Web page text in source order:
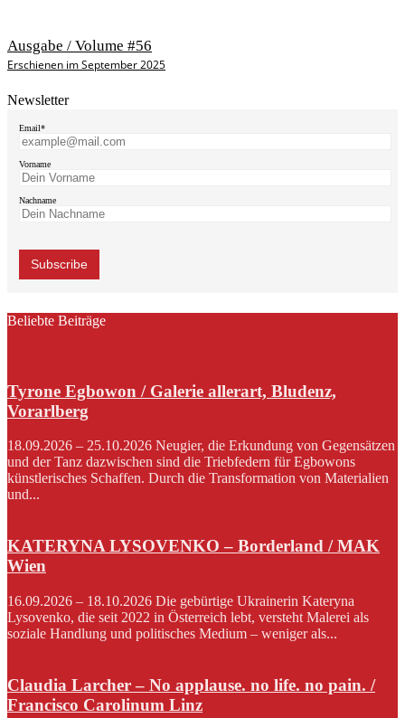
Ausgabe / Volume #56
Erschienen im September 2025
Newsletter
Email*
Vorname
Nachname
Beliebte Beiträge
Tyrone Egbowon / Galerie allerart, Bludenz,
Vorarlberg
18.09.2026 – 25.10.2026 Neugier, die Erkundung von Gegensätzen
und der Tanz dazwischen sind die Triebfedern für Egbowons
künstlerisches Schaffen. Durch die Transformation von Materialien
und...
KATERYNA LYSOVENKO – Borderland / MAK
Wien
16.09.2026 – 18.10.2026 Die gebürtige Ukrainerin Kateryna
Lysovenko, die seit 2022 in Österreich lebt, versteht Malerei als
soziale Handlung und politisches Medium – weniger als...
Claudia Larcher – No applause. no life. no pain. /
Francisco Carolinum Linz